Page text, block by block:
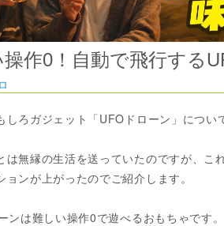
作0！自動で飛行する
しろガジェット「UFOドローン」につい
は無縁の生活を送っていたのですが、こ
ョンが上がったのでご紹介します。
ンは難しい操作0で遊べるおもちゃです。